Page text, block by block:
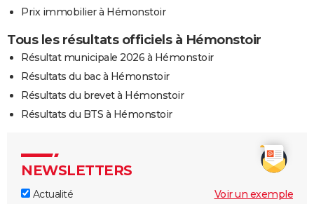
Prix immobilier à Hémonstoir
Tous les résultats officiels à Hémonstoir
Résultat municipale 2026 à Hémonstoir
Résultats du bac à Hémonstoir
Résultats du brevet à Hémonstoir
Résultats du BTS à Hémonstoir
NEWSLETTERS
Actualité
Voir un exemple